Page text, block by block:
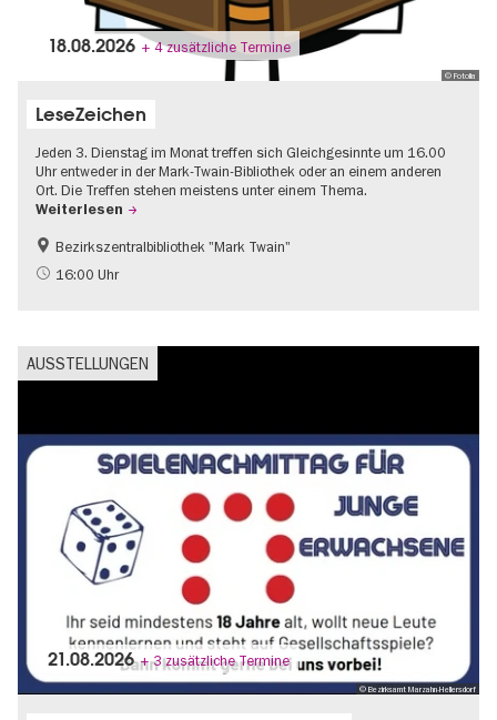
© Fotolia
18.08.2026 + 4 zusätzliche Termine
LeseZeichen
Jeden 3. Dienstag im Monat treffen sich Gleichgesinnte um 16.00
Uhr entweder in der Mark-Twain-Bibliothek oder an einem anderen
Ort. Die Treffen stehen meistens unter einem Thema.
Weiterlesen
Literatur
Bezirkszentralbibliothek "Mark Twain"
16:00 Uhr
AUSSTELLUNGEN
© Bezirksamt Marzahn-Hellersdorf
21.08.2026 + 3 zusätzliche Termine